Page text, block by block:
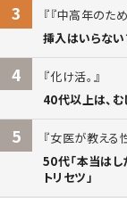
3
『中高年のた
挿入はいらな
4
化け活。
40代以上は、
5
女医が教える
50代「本当はし
トリセツ」